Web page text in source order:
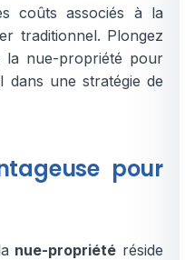
coûts associés à la
traditionnel. Plongez
la nue-propriété pour
une stratégie de
pour
nue-propriété réside